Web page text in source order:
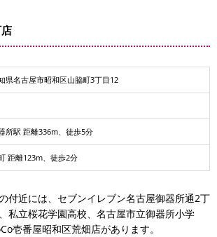
県名古屋市昭和区山脇町3丁目12
所駅 距離336m、徒歩5分
距離123m、徒歩2分
付近には、セブンイレブン名古屋御器所通2丁
私立桜花学園高校、名古屋市立御器所小学
壱番屋昭和区荒畑店があります。